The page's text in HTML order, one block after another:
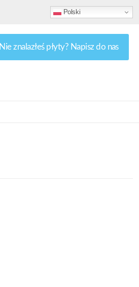
Polski
Nie znalazłeś płyty? Napisz do nas